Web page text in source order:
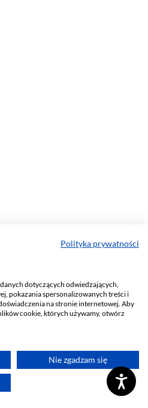
Polityka prywatności
dotyczących odwiedzających,
pokazania spersonalizowanych treści i
na stronie internetowej. Aby
cookie, których używamy, otwórz
Nie zgadzam się
nr RCN/SP/0014/2021/1
MNiSW na podstawie umowy
r. w ramach programu